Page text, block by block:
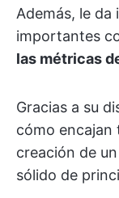
Además, le da
importantes
las métricas
Gracias a su
cómo encajan
creación de un
sólido de